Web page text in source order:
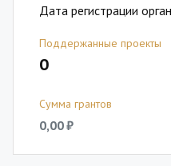
Дата регистрации
Поддержанные проекты
0
Сумма грантов
0,00 ₽